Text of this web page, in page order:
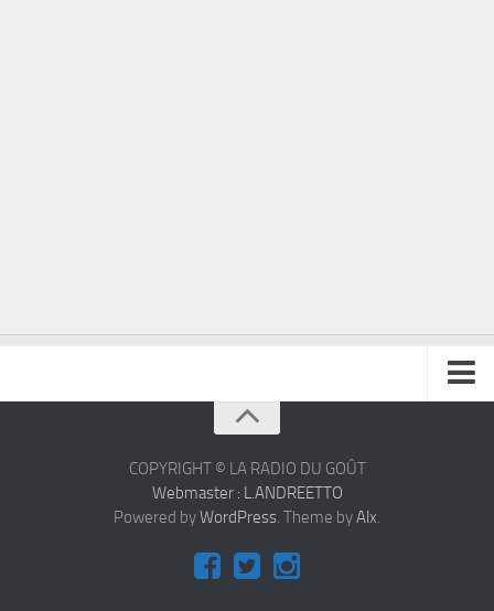
COPYRIGHT © LA RADIO DU GOÛT
Webmaster : L.ANDREETTO
Powered byWordPress . Theme byAlx